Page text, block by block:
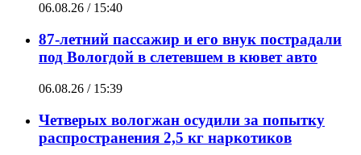
06.08.26 / 15:40
87-летний пассажир и его внук пострадали
под Вологдой в слетевшем в кювет авто
06.08.26 / 15:39
Четверых вологжан осудили за попытку
распространения 2,5 кг наркотиков